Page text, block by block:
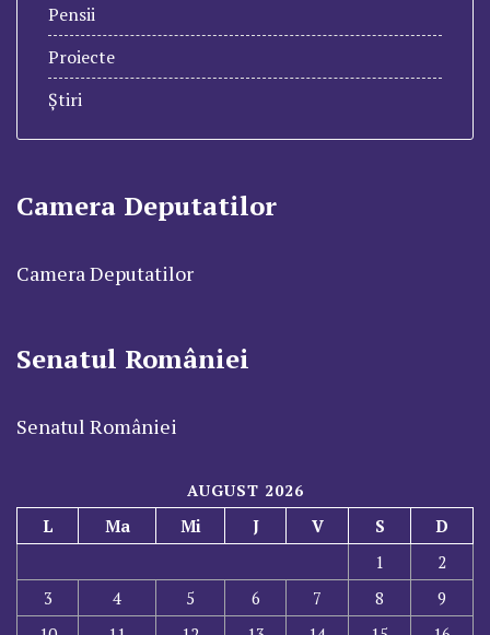
Pensii
Proiecte
Știri
Camera Deputatilor
Camera Deputatilor
Senatul României
Senatul României
AUGUST 2026
L Ma Mi J V S
D
1
2
3
4 5 6 7 8
9